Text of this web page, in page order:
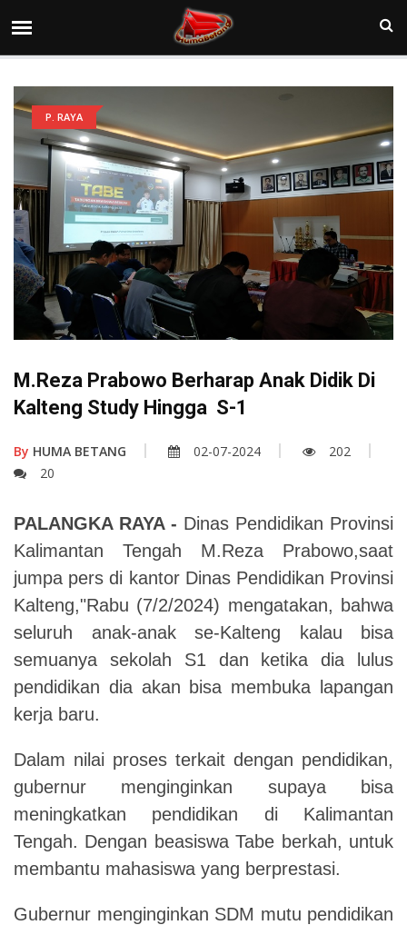
P. RAYA
M.Reza Prabowo Berharap Anak Didik Di
Kalteng Study Hingga S-1
By HUMA BETANG 02-07-2024
202
20
PALANGKA RAYA - Dinas Pendidikan Provinsi
Kalimantan Tengah M.Reza Prabowo,saat
jumpa pers di kantor Dinas Pendidikan Provinsi
Kalteng,"Rabu (7/2/2024) mengatakan, bahwa
seluruh anak-anak se-Kalteng kalau bisa
semuanya sekolah S1 dan ketika dia lulus
pendidikan dia akan bisa membuka lapangan
kerja baru.
Dalam nilai proses terkait dengan pendidikan,
gubernur menginginkan supaya bisa
meningkatkan pendidikan di Kalimantan
Tengah. Dengan beasiswa Tabe berkah, untuk
membantu mahasiswa yang berprestasi.
Gubernur menginginkan SDM mutu pendidikan